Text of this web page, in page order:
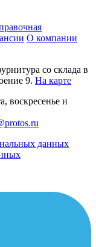
О компании
со склада в
9. На карте
воскресенье и
данных